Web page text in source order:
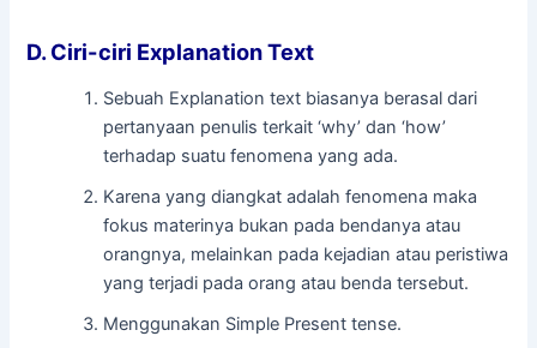
D. Ciri-ciri Explanation Text
Sebuah Explanation text biasanya berasal dari
pertanyaan penulis terkait ‘why’ dan ‘how’
terhadap suatu fenomena yang ada.
Karena yang diangkat adalah fenomena maka
fokus materinya bukan pada bendanya atau
orangnya, melainkan pada kejadian atau peristiwa
yang terjadi pada orang atau benda tersebut.
Menggunakan Simple Present tense.